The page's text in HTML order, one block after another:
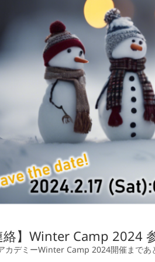
絡】Winter Camp 2024
カデミーWinter Camp 2024開催まであ